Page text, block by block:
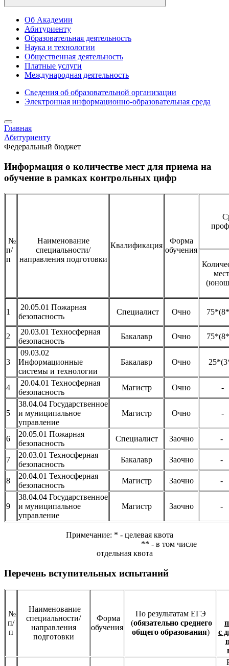
Об Академии
Абитуриенту
Образовательная деятельность
Наука и технологии
Общественная деятельность
Платные услуги
Международная деятельность
Сведения об образовательной организации
Электронная информационно-образовательная среда
Главная
Абитуриенту
Федеральный бюджет
Информация о количестве мест для приема на
обучение в рамках контрольных цифр
№
п/
п
Наименование
специальности/
направления подготовки
Квалификация
Форма
обучения
мест
1
20.05.01 Пожарная
безопасность
Специалист Очно
2
20.03.01 Техносферная
безопасность
Бакалавр Очно
3
09.03.02
Информационные
системы и технологии
Бакалавр Очно
4
20.04.01 Техносферная
безопасность
Магистр Очно -
5
38.04.04 Государственное
и муниципальное
управление
Магистр Очно -
6
20.05.01 Пожарная
безопасность
Специалист Заочно -
7
20.03.01 Техносферная
безопасность
Бакалавр Заочно -
8
20.04.01 Техносферная
безопасность
Магистр Заочно -
9
38.04.04 Государственное
и муниципальное
управление
Магистр Заочно -
Примечание: * - целевая квота
** - в том числе
отдельная квота
Перечень вступительных испытаний
№
п/
п
Наименование
специальности/
направления
подготовки
Форма
обучения
По результатам ЕГЭ
(обязательно среднего
общего образования)
с